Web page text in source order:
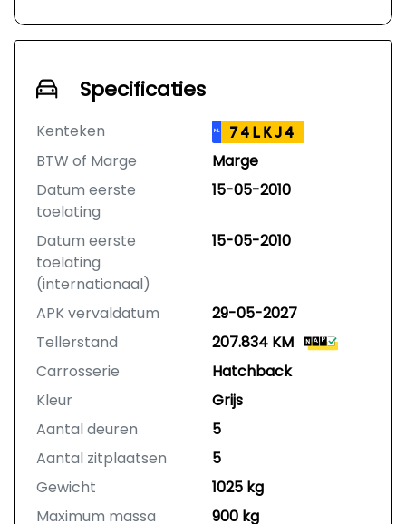
Specificaties
Kenteken NL 74LKJ4
BTW of Marge
Marge
Datum eerste
toelating
15-05-2010
Datum eerste
toelating
(internationaal)
15-05-2010
APK vervaldatum
29-05-2027
Tellerstand
207.834 KM
Carrosserie
Hatchback
Kleur
Grijs
Aantal deuren
5
Aantal zitplaatsen
5
Gewicht
1025 kg
Maximum massa
900 kg